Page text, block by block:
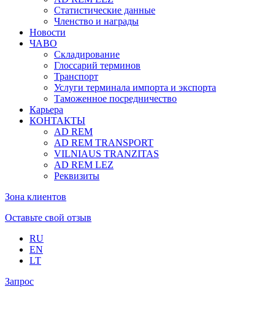
Статистические данные
Членство и награды
Новости
ЧАВО
Складирование
Глоссарий терминов
Транспорт
Услуги терминала импорта и экспорта
Таможенное посредничество
Карьера
КОНТАКТЫ
AD REM
AD REM TRANSPORT
VILNIAUS TRANZITAS
AD REM LEZ
Реквизиты
Зона клиентов
Оставьте свой отзыв
RU
EN
LT
Запрос